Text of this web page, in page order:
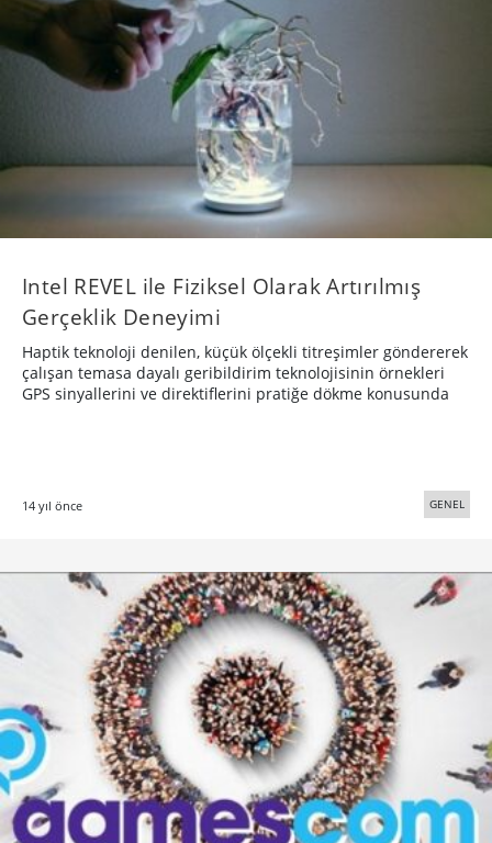
Intel REVEL ile Fiziksel Olarak Artırılmış
Gerçeklik Deneyimi
Haptik teknoloji denilen, küçük ölçekli titreşimler göndererek
çalışan temasa dayalı geribildirim teknolojisinin örnekleri
GPS sinyallerini ve direktiflerini pratiğe dökme konusunda
14 yıl önce GENEL